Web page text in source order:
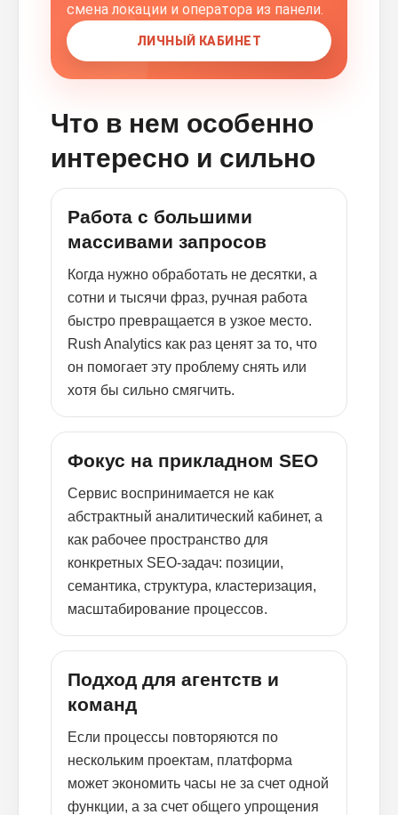
смена локации и оператора из панели.
ЛИЧНЫЙ КАБИНЕТ
Что в нем особенно
интересно и сильно
Работа с большими
массивами запросов
Когда нужно обработать не десятки, а
сотни и тысячи фраз, ручная работа
быстро превращается в узкое место.
Rush Analytics как раз ценят за то, что
он помогает эту проблему снять или
хотя бы сильно смягчить.
Фокус на прикладном SEO
Сервис воспринимается не как
абстрактный аналитический кабинет, а
как рабочее пространство для
конкретных SEO-задач: позиции,
семантика, структура, кластеризация,
масштабирование процессов.
Подход для агентств и
команд
Если процессы повторяются по
нескольким проектам, платформа
может экономить часы не за счет одной
функции, а за счет общего упрощения